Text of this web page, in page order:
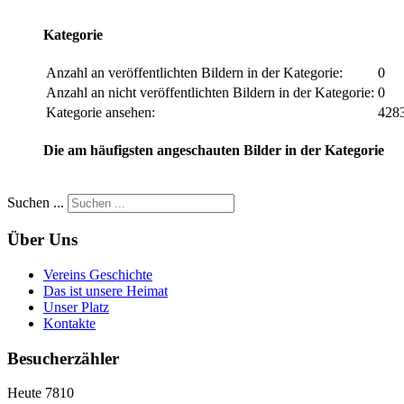
Kategorie
Anzahl an veröffentlichten Bildern in der Kategorie:
0
Anzahl an nicht veröffentlichten Bildern in der Kategorie: 0
Kategorie ansehen:
Die am häufigsten angeschauten Bilder in der Kategorie
Suchen ...
Über Uns
Vereins Geschichte
Das ist unsere Heimat
Unser Platz
Kontakte
Besucherzähler
Heute 7810